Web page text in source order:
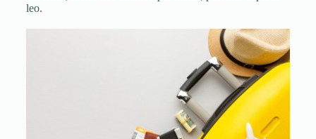
leo.